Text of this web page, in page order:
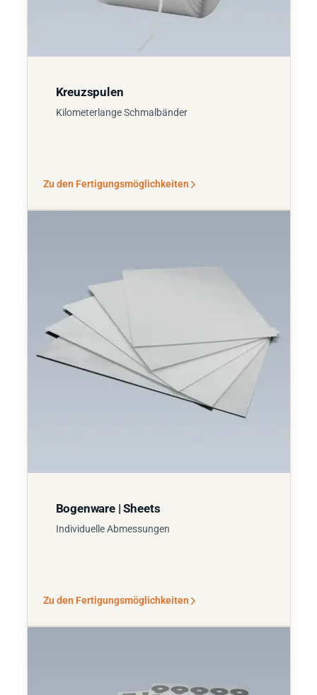
Kreuzspulen
Kilometerlange Schmalbänder
Zu den Fertigungsmöglichkeiten
Bogenware | Sheets
Individuelle Abmessungen
Zu den Fertigungsmöglichkeiten